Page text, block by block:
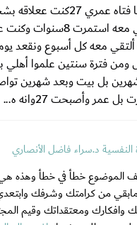
السلام عليكم انا فتاه عمري
عمره40وعلاقتي معه
معه كل أسبوع ونقعد
فترة سنتين علموا أهلي
بل بيت وبعد شهرين
عمر وأصبحت 27وانه ه...
النفسية د.سراء فاضل الأنصاري
الموضوع خطأ في خطأ وهذه هي
من كرامتك وشرفك
وافكارك ومعتقداتك وقيم